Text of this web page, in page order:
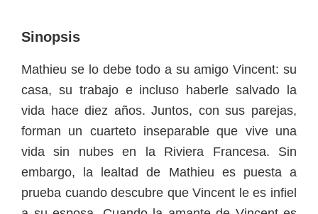
Sinopsis
Mathieu se lo debe todo a su amigo Vincent: su
casa, su trabajo e incluso haberle salvado la
vida hace diez años. Juntos, con sus parejas,
forman un cuarteto inseparable que vive una
vida sin nubes en la Riviera Francesa. Sin
embargo, la lealtad de Mathieu es puesta a
prueba cuando descubre que Vincent le es infiel